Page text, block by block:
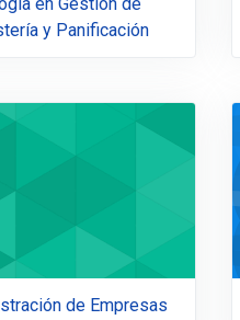
y Panificación
de Empresas Turísticas
de Empresas